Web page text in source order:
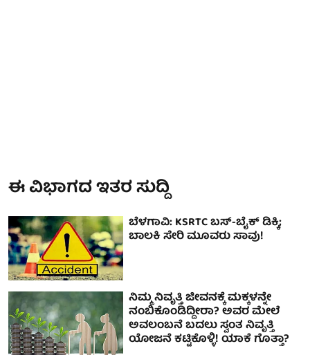
ಈ ವಿಭಾಗದ ಇತರ ಸುದ್ದಿ
ಬೆಳಗಾವಿ: KSRTC ಬಸ್-ಬೈಕ್ ಡಿಕ್ಕಿ;
ಬಾಲಕಿ ಸೇರಿ ಮೂವರು ಸಾವು!
ನಿಮ್ಮ ನಿವೃತ್ತಿ ಜೀವನಕ್ಕೆ ಮಕ್ಕಳನ್ನೇ
ನಂಬಿಕೊಂಡಿದ್ದೀರಾ? ಅವರ ಮೇಲೆ
ಅವಲಂಬನೆ ಬದಲು ಸ್ವಂತ ನಿವೃತ್ತಿ
ಯೋಜನೆ ಕಟ್ಟಿಕೊಳ್ಳಿ! ಯಾಕೆ ಗೊತ್ತಾ?